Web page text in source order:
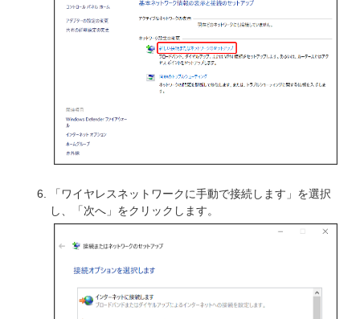
「ワイヤレスネットワークに手動で接続します」を選択
し、「次へ」をクリックします。